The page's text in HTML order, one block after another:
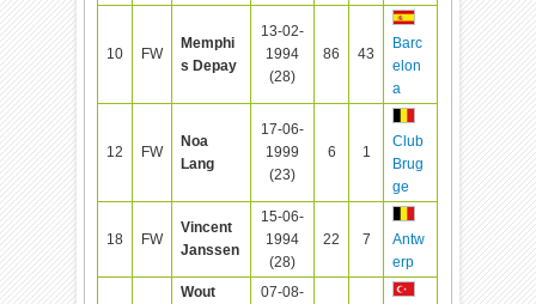
10 FW
Memphi
s Depay
13-02-
1994
(28)
86 43
Barc
elon
a
12 FW
Noa
Lang
17-06-
1999
(23)
6 1
Club
Brug
ge
18 FW
Vincent
Janssen
15-06-
1994
(28)
22 7
Antw
erp
Wout
07-08-